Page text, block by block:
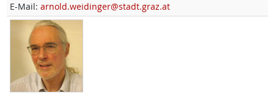
E-Mail: arnold.weidinger@stadt.graz.at